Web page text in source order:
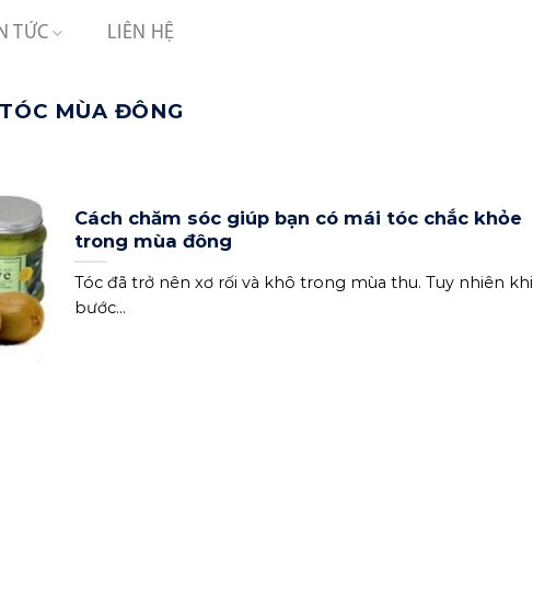
TỨC LIÊN HỆ
MÙA ĐÔNG
Cách chăm sóc giúp bạn có mái tóc chắc khỏe
trong mùa đông
Tóc đã trở nên xơ rối và khô trong mùa thu. Tuy nhiên khi
bước...